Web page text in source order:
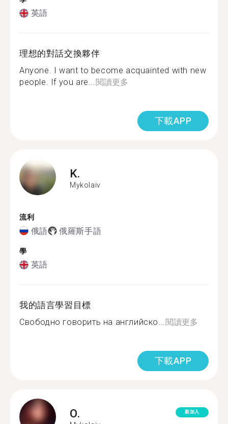
英語
理想的對話交換夥伴
Anyone. I want to become acquainted with new
people. If you are...閱讀更多
下載APP
K.
Mykolaiv
流利
俄語 俄羅斯手語
學
英語
我的語言學習目標
Свободно говорить на английско...閱讀更多
下載APP
O. 新加入